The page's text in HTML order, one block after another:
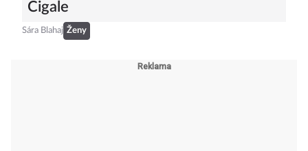
Cigale
Sára Blahaj Ženy